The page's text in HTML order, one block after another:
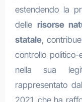
estendendo la
delle risorse
statale,
controllo
nella sua
rappresentato
2021, che ha